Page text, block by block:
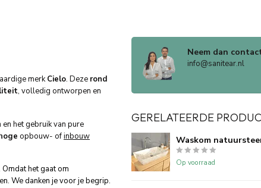
merkCielo. Deze rond
, volledig ontworpen en
het gebruik van pure
opbouw- ofinbouw
het gaat om
We danken je voor je begrip.
Neem dan
info@sanitear.nl
GERELATEERDE
Waskom
Op voorraad